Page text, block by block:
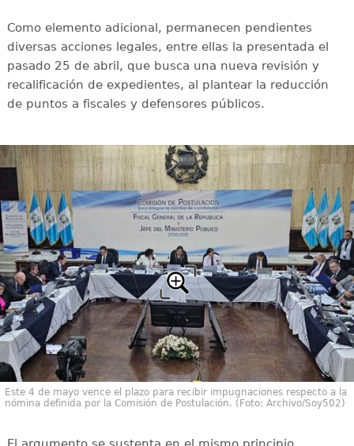
Como elemento adicional, permanecen pendientes
diversas acciones legales, entre ellas la presentada el
pasado 25 de abril, que busca una nueva revisión y
recalificación de expedientes, al plantear la reducción
de puntos a fiscales y defensores públicos.
Este 4 de mayo vence el plazo para recibir impugnaciones respecto a la
nómina definida por la Comisión de Postulación. (Foto: Archivo/Soy502)